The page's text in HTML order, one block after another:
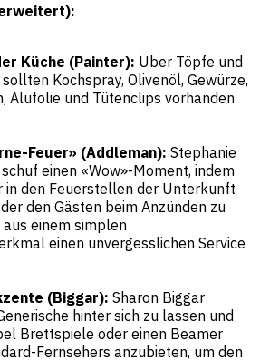
Küche (Painter): Über Töpfe und
Kochspray, Olivenöl, Gewürze,
Alufolie und Tütenclips vorhanden
Feuer» (Addleman): Stephanie
einen «Wow»-Moment, indem
in den Feuerstellen der Unterkunft
den Gästen beim Anzünden zu
einem simplen
einen unvergesslichen Service
(Biggar): Sharon Biggar
hinter sich zu lassen und
Brettspiele oder einen Beamer
Fernsehers anzubieten, um den